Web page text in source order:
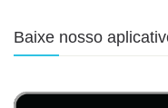
Baixe nosso